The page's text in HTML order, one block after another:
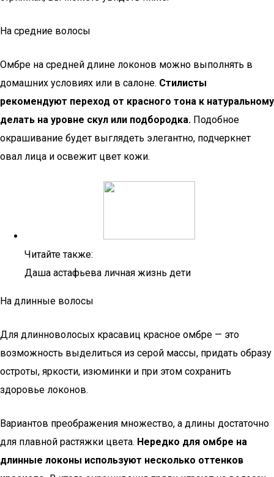
На средние волосы
Омбре на средней длине локонов можно выполнять в
домашних условиях или в салоне. Стилисты
рекомендуют переход от красного тона к натуральному
делать на уровне скул или подбородка. Подобное
окрашивание будет выглядеть элегантно, подчеркнет
овал лица и освежит цвет кожи.
Читайте также:
Даша астафьева личная жизнь дети
На длинные волосы
Для длинноволосых красавиц красное омбре — это
возможность выделиться из серой массы, придать образу
остроты, яркости, изюминки и при этом сохранить
здоровье локонов.
Вариантов преображения множество, а длины достаточно
для плавной растяжки цвета. Нередко для омбре на
длинные локоны используют несколько оттенков